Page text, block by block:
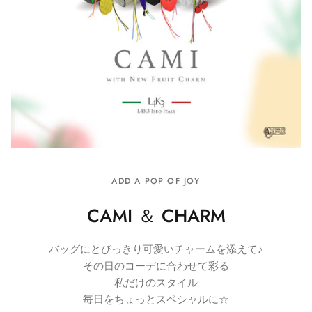
ADD A POP OF JOY
CAMI ＆ CHARM
バッグにとびっきり可愛いチャームを添えて♪
その日のコーデに合わせて彩る
私だけのスタイル
毎日をちょっとスペシャルに☆